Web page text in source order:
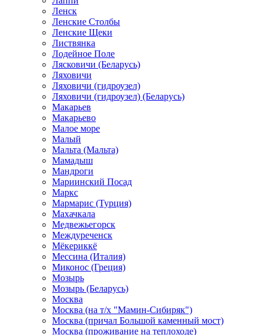
Ленск
Ленские Столбы
Ленские Щеки
Листвянка
Лодейное Поле
Лясковичи (Беларусь)
Ляховичи
Ляховичи (гидроузел)
Ляховичи (гидроузел) (Беларусь)
Макарьев
Макарьево
Малое море
Малый
Мальта (Мальта)
Мамадыш
Мандроги
Мариинский Посад
Маркс
Мармарис (Турция)
Махачкала
Медвежьегорск
Междуреченск
Мёкериккё
Мессина (Италия)
Миконос (Греция)
Мозырь
Мозырь (Беларусь)
Москва
Москва (на т/х "Мамин-Сибиряк")
Москва (причал Большой каменный мост)
Москва (проживание на теплоходе)